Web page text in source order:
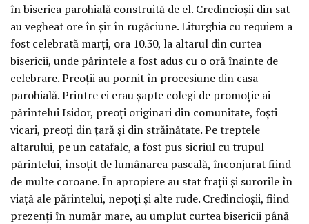
în biserica parohială construită de el. Credincioşii din sat
au vegheat ore în şir în rugăciune. Liturghia cu requiem a
fost celebrată marţi, ora 10.30, la altarul din curtea
bisericii, unde părintele a fost adus cu o oră înainte de
celebrare. Preoţii au pornit în procesiune din casa
parohială. Printre ei erau şapte colegi de promoţie ai
părintelui Isidor, preoţi originari din comunitate, foşti
vicari, preoţi din ţară şi din străinătate. Pe treptele
altarului, pe un catafalc, a fost pus sicriul cu trupul
părintelui, însoţit de lumânarea pascală, înconjurat fiind
de multe coroane. În apropiere au stat fraţii şi surorile în
viaţă ale părintelui, nepoţi şi alte rude. Credincioşii, fiind
prezenţi în număr mare, au umplut curtea bisericii până